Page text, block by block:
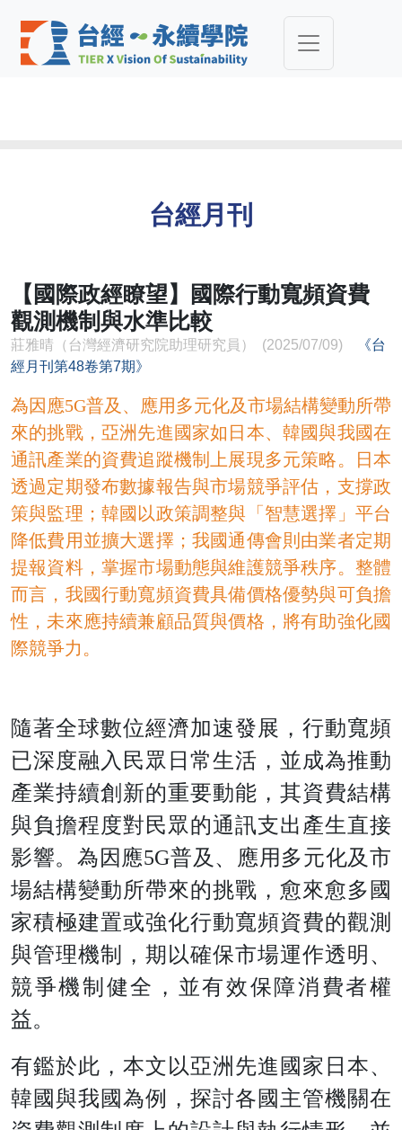
台經月刊
【國際政經瞭望】國際行動寬頻資費
觀測機制與水準比較
莊雅晴（台灣經濟研究院助理研究員） (2025/07/09)
《台
經月刊第48卷第7期》
為因應5G普及、應用多元化及市場結構變動所帶
來的挑戰，亞洲先進國家如日本、韓國與我國在
通訊產業的資費追蹤機制上展現多元策略。日本
透過定期發布數據報告與市場競爭評估，支撐政
策與監理；韓國以政策調整與「智慧選擇」平台
降低費用並擴大選擇；我國通傳會則由業者定期
提報資料，掌握市場動態與維護競爭秩序。整體
而言，我國行動寬頻資費具備價格優勢與可負擔
性，未來應持續兼顧品質與價格，將有助強化國
際競爭力。
隨著全球數位經濟加速發展，行動寬頻
已深度融入民眾日常生活，並成為推動
產業持續創新的重要動能，其資費結構
與負擔程度對民眾的通訊支出產生直接
影響。為因應5G普及、應用多元化及市
場結構變動所帶來的挑戰，愈來愈多國
家積極建置或強化行動寬頻資費的觀測
與管理機制，期以確保市場運作透明、
競爭機制健全，並有效保障消費者權
益。
有鑑於此，本文以亞洲先進國家日本、
韓國與我國為例，探討各國主管機關在